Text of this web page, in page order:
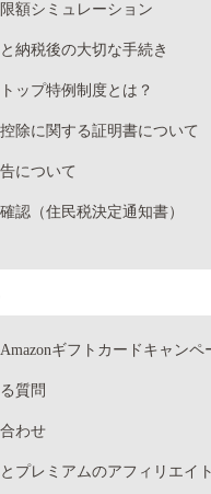
額シミュレーション
納税後の大切な手続き
ップ特例制度とは？
除に関する証明書について
について
認（住民税決定通知書）
ギフトカードキャンペ
質問
わせ
プレミアムのアフィリエイト